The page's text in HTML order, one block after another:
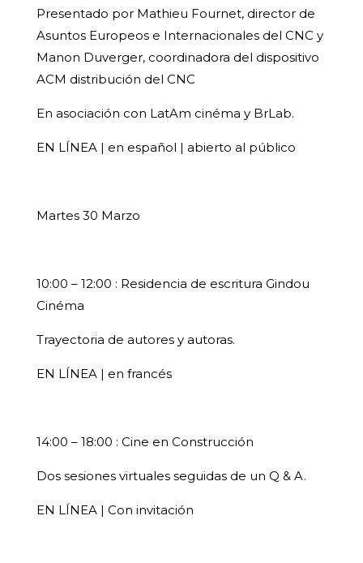
Presentado por Mathieu Fournet, director de
Asuntos Europeos e Internacionales del CNC y
Manon Duverger, coordinadora del dispositivo
ACM distribución del CNC
En asociación con LatAm cinéma y BrLab.
EN LÍNEA | en español | abierto al público
Martes 30 Marzo
10:00 – 12:00 : Residencia de escritura Gindou
Cinéma
Trayectoria de autores y autoras.
EN LÍNEA | en francés
14:00 – 18:00 : Cine en Construcción
Dos sesiones virtuales seguidas de un Q & A.
EN LÍNEA | Con invitación